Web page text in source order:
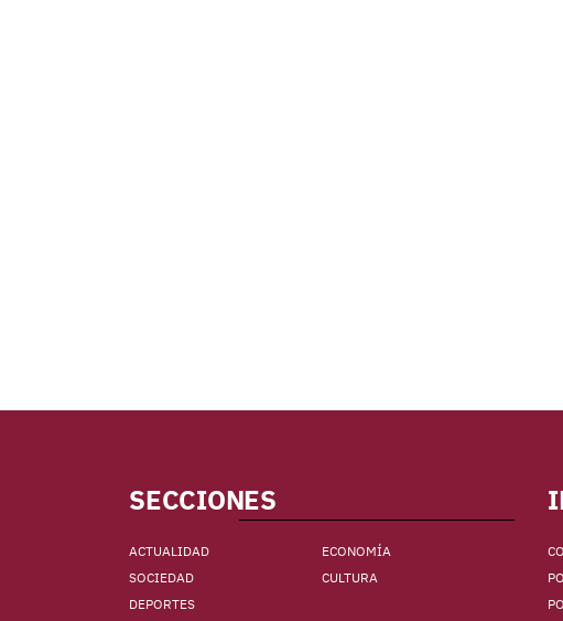
SECCIONES
ACTUALIDAD
ECONOMÍA
SOCIEDAD
CULTURA
DEPORTES